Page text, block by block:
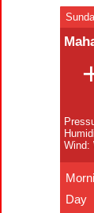
Wind:
Day